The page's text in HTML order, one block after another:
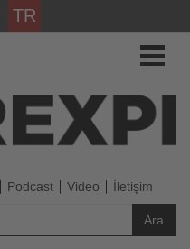
TR
Podcast Video İletişim
Ara